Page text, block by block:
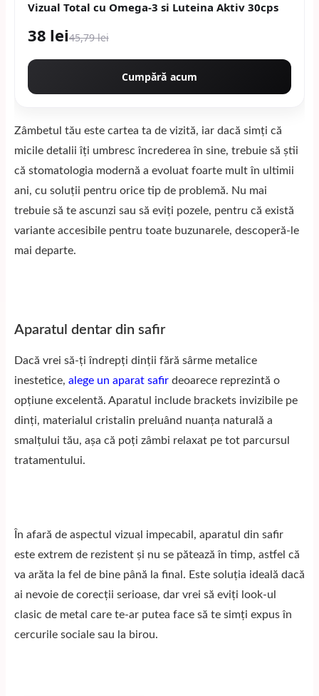
Vizual Total cu Omega-3 si Luteina Aktiv 30cps
38 lei45,79 lei
Cumpără acum
Zâmbetul tău este cartea ta de vizită, iar dacă simți că
micile detalii îți umbresc încrederea în sine, trebuie să știi
că stomatologia modernă a evoluat foarte mult în ultimii
ani, cu soluții pentru orice tip de problemă. Nu mai
trebuie să te ascunzi sau să eviți pozele, pentru că există
variante accesibile pentru toate buzunarele, descoperă-le
mai departe.
Aparatul dentar din safir
Dacă vrei să-ți îndrepți dinții fără sârme metalice
inestetice, alege un aparat safir deoarece reprezintă o
opțiune excelentă. Aparatul include brackets invizibile pe
dinți, materialul cristalin preluând nuanța naturală a
smalțului tău, așa că poți zâmbi relaxat pe tot parcursul
tratamentului.
În afară de aspectul vizual impecabil, aparatul din safir
este extrem de rezistent și nu se pătează în timp, astfel că
va arăta la fel de bine până la final. Este soluția ideală dacă
ai nevoie de corecții serioase, dar vrei să eviți look-ul
clasic de metal care te-ar putea face să te simți expus în
cercurile sociale sau la birou.